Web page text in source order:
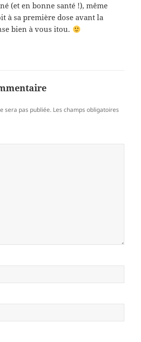
(et en bonne santé !), même
à sa première dose avant la
bien à vous itou.
sera pas publiée. Les champs obligatoires